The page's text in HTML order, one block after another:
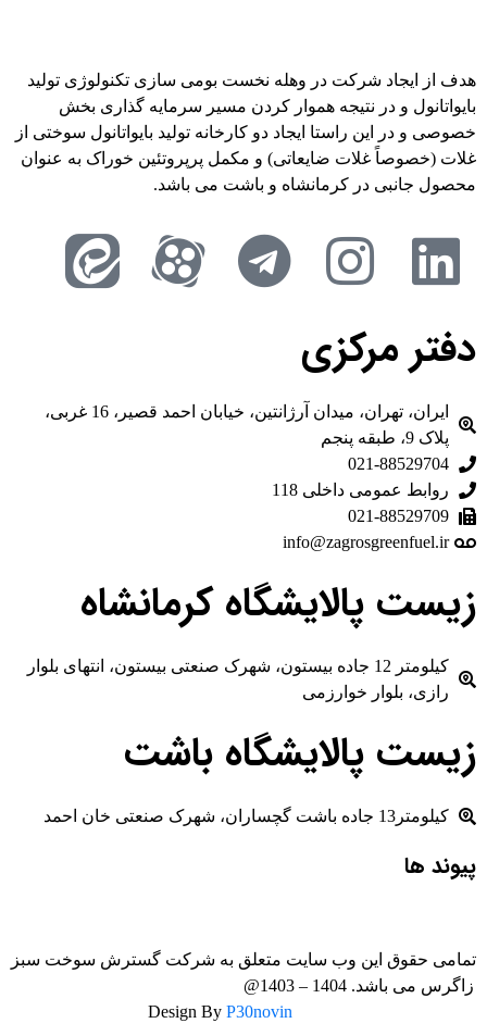
هدف از ایجاد شرکت در وهله نخست بومی سازی تکنولوژی تولید
بایواتانول و در نتیجه هموار کردن مسیر سرمایه گذاری بخش
خصوصی و در این راستا ایجاد دو کارخانه تولید بایواتانول سوختی از
غلات (خصوصاً غلات ضایعاتی) و مکمل پرپروتئین خوراک به عنوان
محصول جانبی در کرمانشاه و باشت می باشد.
دفتر مرکزی
ایران، تهران، میدان آرژانتین، خیابان احمد قصیر، 16 غربی،
پلاک 9، طبقه پنجم
021-88529704
روابط عمومی داخلی 118
021-88529709
info@zagrosgreenfuel.ir​
زیست پالایشگاه کرمانشاه
کیلومتر 12 جاده بیستون، شهرک صنعتی بیستون، انتهای بلوار
رازی، بلوار خوارزمی
زیست پالایشگاه باشت
کیلومتر13 جاده باشت گچساران، شهرک صنعتی خان احمد
پیوند ها
تمامی حقوق این وب سایت متعلق به شرکت گسترش سوخت سبز
زاگرس می باشد. 1404 – 1403@
P30novin